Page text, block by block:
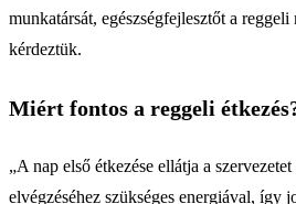
munkatársát, egészségfejlesztőt a reggeli
kérdeztük.
Miért fontos a reggeli
„A nap első étkezése ellátja a
elvégzéséhez szükséges energiával, így